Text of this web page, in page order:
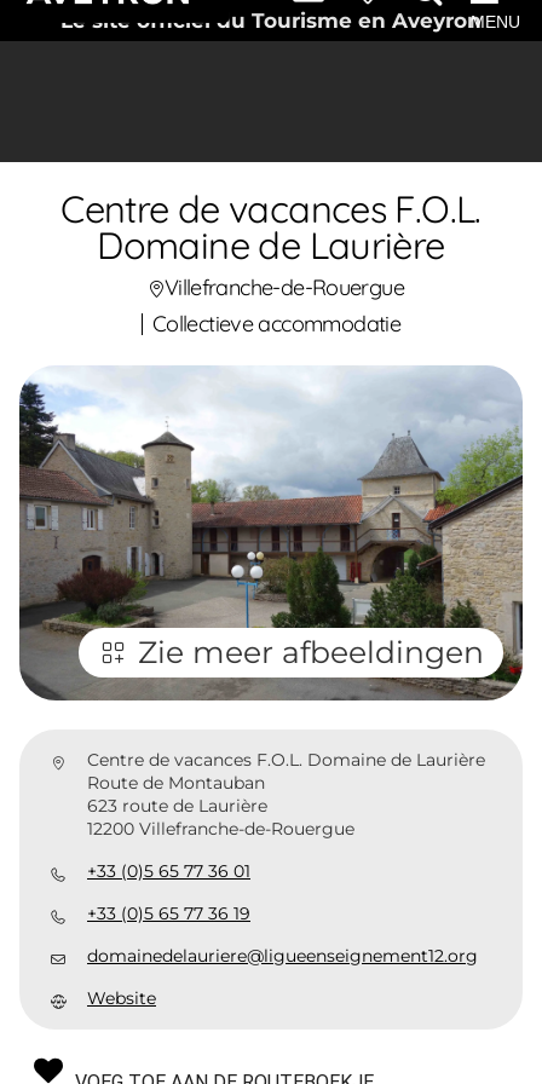
Le site officiel du Tourisme en AveyronMENU
Centre de vacances F.O.L.
Domaine de Laurière
Villefranche-de-Rouergue
Collectieve accommodatie
Zie meer afbeeldingen
Centre de vacances F.O.L. Domaine de Laurière
Route de Montauban
623 route de Laurière
12200 Villefranche-de-Rouergue
+33 (0)5 65 77 36 01
+33 (0)5 65 77 36 19
domainedelauriere@ligueenseignement12.org
Website